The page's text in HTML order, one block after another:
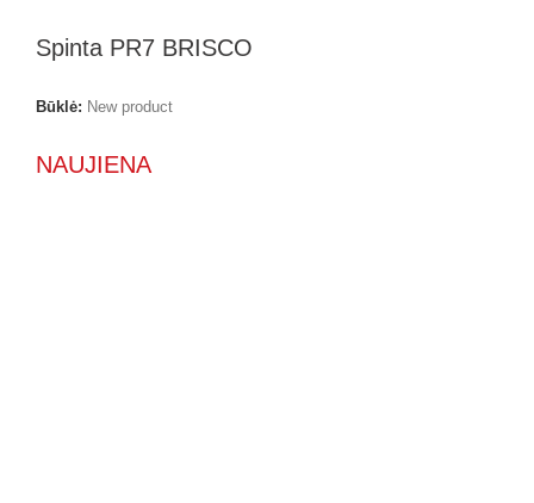
Spinta PR7 BRISCO
Būklė: New product
NAUJIENA